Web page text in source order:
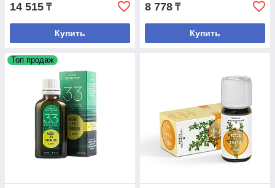
14 515 ₸
Купить
8 778 ₸
Купить
Топ продаж